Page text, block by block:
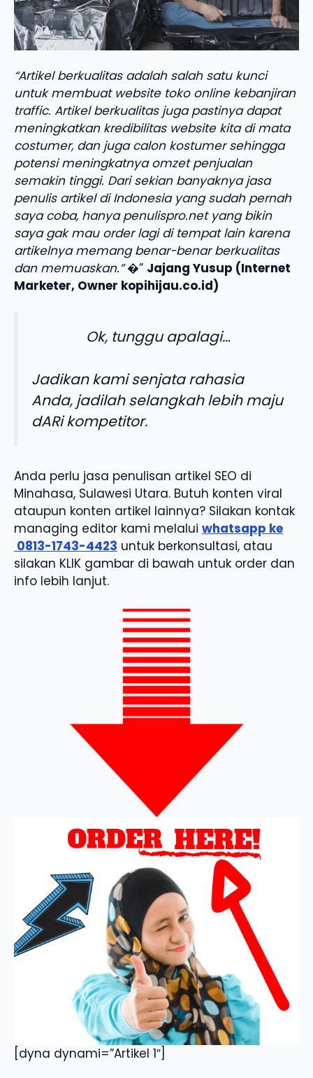
“Artikel berkualitas adalah salah satu kunci
untuk membuat website toko online kebanjiran
traffic. Artikel berkualitas juga pastinya dapat
meningkatkan kredibilitas website kita di mata
costumer, dan juga calon kostumer sehingga
potensi meningkatnya omzet penjualan
semakin tinggi. Dari sekian banyaknya jasa
penulis artikel di Indonesia yang sudah pernah
saya coba, hanya penulispro.net yang bikin
saya gak mau order lagi di tempat lain karena
artikelnya memang benar-benar berkualitas
dan memuaskan.”�” Jajang Yusup (Internet
Marketer, Owner kopihijau.co.id)
Ok, tunggu apalagi…
Jadikan kami senjata rahasia
Anda, jadilah selangkah lebih maju
dARi kompetitor.
Anda perlu jasa penulisan artikel SEO di
Minahasa, Sulawesi Utara. Butuh konten viral
ataupun konten artikel lainnya? Silakan kontak
managing editor kami melalui whatsapp ke
0813-1743-4423 untuk berkonsultasi, atau
silakan KLIK gambar di bawah untuk order dan
info lebih lanjut.
[dyna dynami=”Artikel 1″]